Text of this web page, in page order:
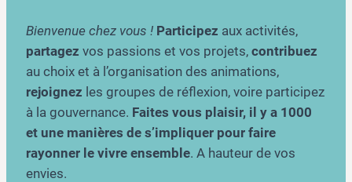
Bienvenue chez vous ! Participez aux activités,
partagez vos passions et vos projets, contribuez
au choix et à l’organisation des animations,
rejoignez les groupes de réflexion, voire participez
à la gouvernance. Faites vous plaisir, il y a 1000
et une manières de s’impliquer pour faire
rayonner le vivre ensemble. A hauteur de vos
envies.